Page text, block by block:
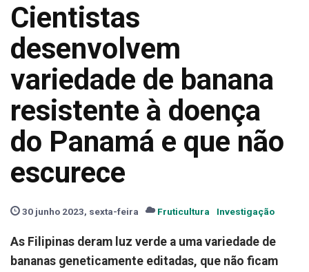
Cientistas
desenvolvem
variedade de banana
resistente à doença
do Panamá e que não
escurece
30 junho 2023, sexta-feira Fruticultura Investigação
As Filipinas deram luz verde a uma variedade de
bananas geneticamente editadas, que não ficam